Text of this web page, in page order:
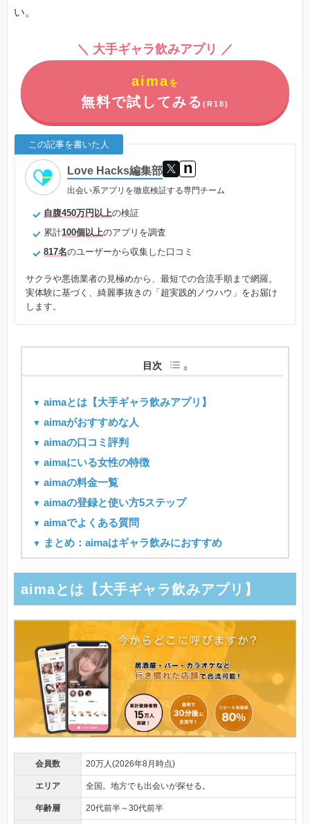
い。
＼ 大手ギャラ飲みアプリ ／
aimaを
無料で試してみる (R18)
この記事を書いた人
Love Hacks編集部 n
出会い系アプリを徹底検証する専門チーム
自腹450万円以上の検証
累計100個以上のアプリを調査
817名のユーザーから収集した口コミ
サクラや悪徳業者の見極めから、最短での合流手順まで網羅。
実体験に基づく、綺麗事抜きの「超実践的ノウハウ」をお届け
します。
目次
aimaとは【大手ギャラ飲みアプリ】
aimaがおすすめな人
aimaの口コミ評判
aimaにいる女性の特徴
aimaの料金一覧
aimaの登録と使い方5ステップ
aimaでよくある質問
まとめ：aimaはギャラ飲みにおすすめ
aimaとは【大手ギャラ飲みアプリ】
会員数 20万人(2026年8月時点)
エリア 全国。地方でも出会いが探せる。
年齢層 20代前半～30代前半